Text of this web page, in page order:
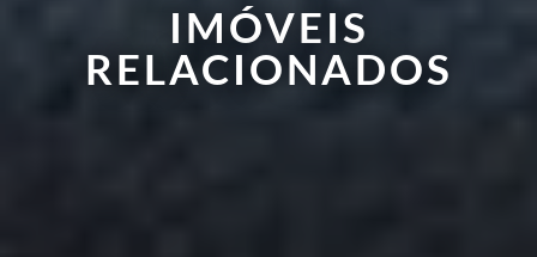
IMÓVEIS
RELACIONADOS